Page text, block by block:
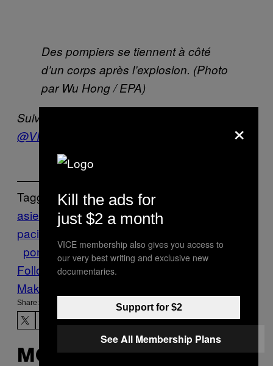
Des pompiers se tiennent à côté
d’un corps après l’explosion. (Photo
par Wu Hong / EPA)
Suivez VICE News sur Twitter :
@VICENewsFR
Tagged:
asie et
pacifique
pompiers Tianjin VICE News weibo
Follow Us On Discover
Make Us Preferred In Top Stories
Share:
MORE
×
Kill the ads for
just $2 a month
VICE membership also gives you access to
our very best writing and exclusive new
documentaries.
Support for $2
See All Membership Plans